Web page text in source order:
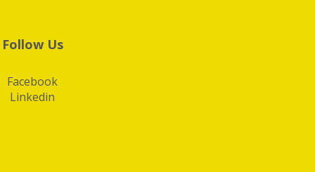
Follow Us
Facebook
Linkedin